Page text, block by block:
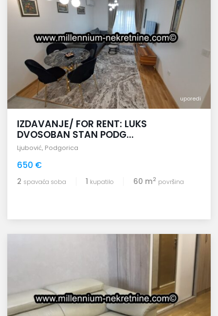
uporedi
IZDAVANJE/ FOR RENT: LUKS
DVOSOBAN STAN PODG...
Ljubović, Podgorica
650 €
2 spavaća soba 1 kupatilo 60 m2 površina